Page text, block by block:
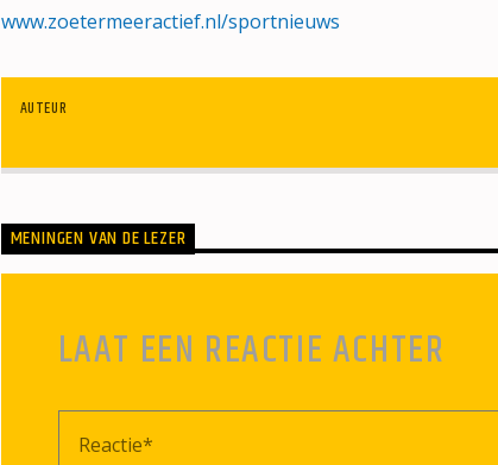
www.zoetermeeractief.nl/sportnieuws
AUTEUR
MENINGEN VAN DE LEZER
LAAT EEN REACTIE ACHTER